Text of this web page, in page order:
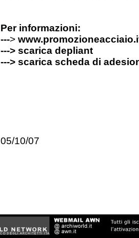
Per informazioni:
--->
---> scarica depliant
---> scarica scheda di
05/10/07